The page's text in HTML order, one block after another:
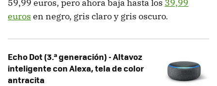
59,99 euros, pero ahora baja hasta los 39,99
euros en negro, gris claro y gris oscuro.
Echo Dot (3.ª generación) - Altavoz
inteligente con Alexa, tela de color
antracita